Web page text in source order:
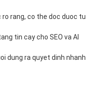
rang, co the doc duoc tu
tin cay cho SEO va AI
dung ra quyet dinh nhanh